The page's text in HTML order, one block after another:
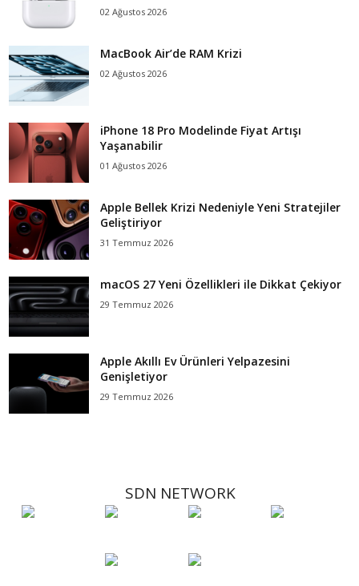
02 Ağustos 2026
MacBook Air’de RAM Krizi
02 Ağustos 2026
iPhone 18 Pro Modelinde Fiyat Artışı
Yaşanabilir
01 Ağustos 2026
Apple Bellek Krizi Nedeniyle Yeni Stratejiler
Geliştiriyor
31 Temmuz 2026
macOS 27 Yeni Özellikleri ile Dikkat Çekiyor
29 Temmuz 2026
Apple Akıllı Ev Ürünleri Yelpazesini
Genişletiyor
29 Temmuz 2026
SDN NETWORK